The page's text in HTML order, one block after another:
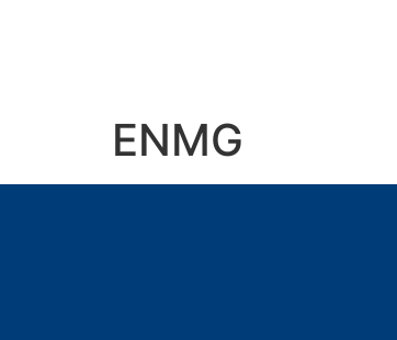
ENMG